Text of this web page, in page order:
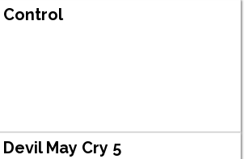
Control
Devil May Cry 5